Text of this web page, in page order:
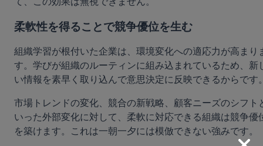
柔軟性を得ることで競争優位を生む
組織学習が根付いた企業は、環境変化への適応力が高まり
す。学びが組織のルーティンに組み込まれているため、新
い情報を素早く取り込んで意思決定に反映できるからです
市場トレンドの変化、競合の新戦略、顧客ニーズのシフト
いった外部変化に対して、柔軟に対応できる組織は競争優
を築けます。これは一朝一夕には模倣できない強みです。